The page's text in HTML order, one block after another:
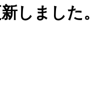
新しまし